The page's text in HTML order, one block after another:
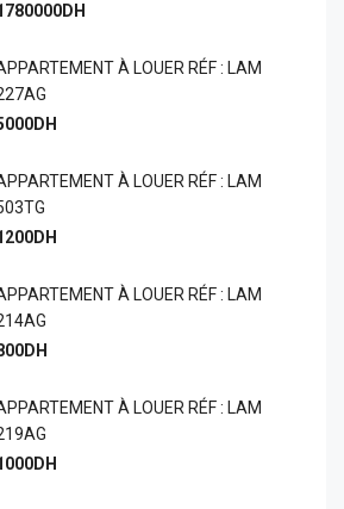
À LOUER RÉF : LAM
À LOUER RÉF : LAM
À LOUER RÉF : LAM
À LOUER RÉF : LAM